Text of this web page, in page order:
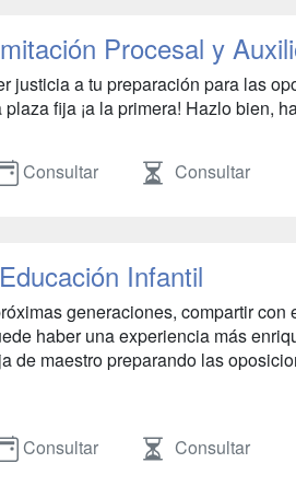
Procesal y
justicia a tu preparación para las
fija ¡a la primera! Hazlo bien,
Consultar Consultar
Infantil
generaciones, compartir
haber una experiencia más
de maestro preparando las
Consultar Consultar